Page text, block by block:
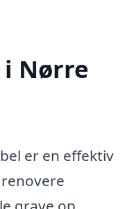
Nørre
er en effektiv